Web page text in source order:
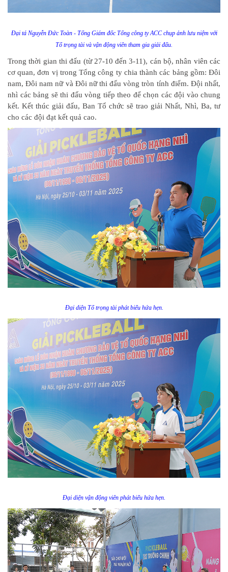
Đại tá Nguyễn Đức Toàn - Tổng Giám đốc Tổng công ty ACC chụp ảnh lưu niệm với
Tổ trọng tài và vận động viên tham gia giải đấu.
Trong thời gian thi đấu (từ 27-10 đến 3-11), cán bộ, nhân viên các
cơ quan, đơn vị trong Tổng công ty chia thành các bảng gồm: Đôi
nam, Đôi nam nữ và Đôi nữ thi đấu vòng tròn tính điểm. Đội nhất,
nhì các bảng sẽ thi đấu vòng tiếp theo để chọn các đội vào chung
kết. Kết thúc giải đấu, Ban Tổ chức sẽ trao giải Nhất, Nhì, Ba, tư
cho các đội đạt kết quả cao.
Đại diện Tổ trọng tài phát biểu hứa hẹn.
Đại diện vận động viên phát biểu hứa hẹn.